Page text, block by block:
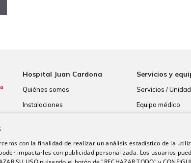
Hospital Juan Cardona
Quiénes somos
Instalaciones
Servicios y
Servicios /
Equipo médico
con la finalidad de realizar un análisis estadístico de la
impactarles con publicidad personalizada. Los usuarios